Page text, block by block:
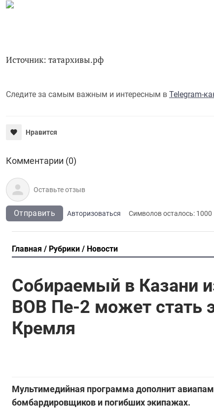
Источник: татархивы.рф
Следите за самым важным и интересным в Telegram-
Нравится
Комментарии (0)
Отправить Авторизоваться Символов осталось: 1000
Главная Рубрики Новости
Собираемый в Казани
ВОВ Пе-2 может стать
Кремля
Мультимедийная программа дополнит
бомбардировщиков и погибших экипажах.